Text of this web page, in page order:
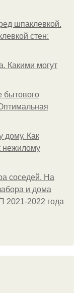
шпаклевкой.
стен:
Какими могут
бытового
дому. Как
нежилому
соседей. На
и дома
2021-2022 года